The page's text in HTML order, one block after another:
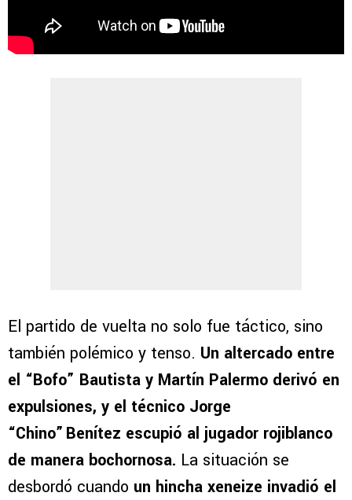
El partido de vuelta no solo fue táctico, sino
también polémico y tenso. Un altercado entre
el “Bofo” Bautista y Martín Palermo derivó en
expulsiones, y el técnico Jorge
“Chino” Benítez escupió al jugador rojiblanco
de manera bochornosa. La situación se
desbordó cuando un hincha xeneize invadió el